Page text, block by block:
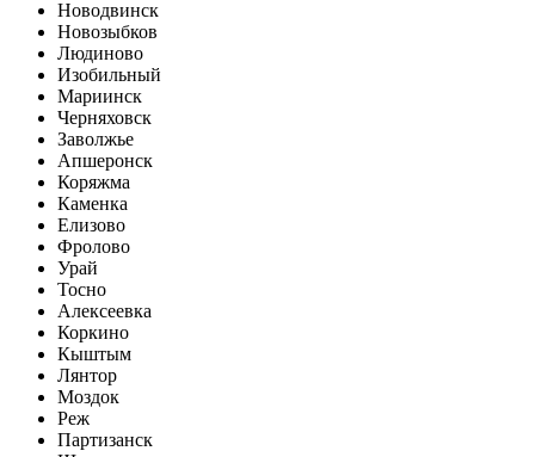
Новодвинск
Новозыбков
Людиново
Изобильный
Мариинск
Черняховск
Заволжье
Апшеронск
Коряжма
Каменка
Елизово
Фролово
Урай
Тосно
Алексеевка
Коркино
Кыштым
Лянтор
Моздок
Реж
Партизанск